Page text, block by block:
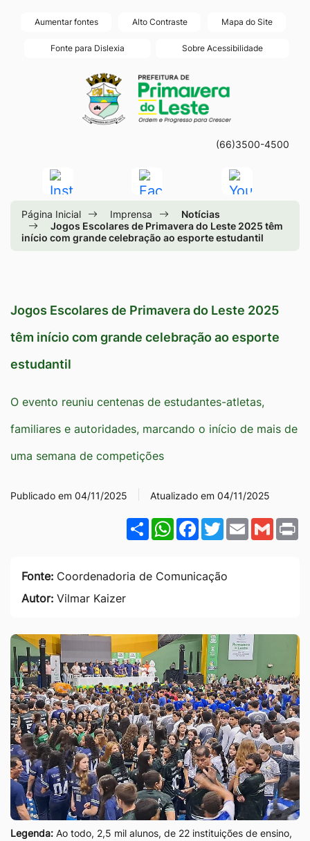
Seção
atalhos
menu
Ir
para
[alt+3]
para
o
[alt+4]
Aumentar fontes Alto Contraste Mapa do Site
Fonte para Dislexia Sobre Acessibilidade
(66)3500-4500
Acessar
a
Rede
Social
Acessar
a
Rede
Social
Acessar
a
Rede
Social
Página Inicial Imprensa
Notícias
Jogos Escolares de Primavera do Leste 2025 têm
início com grande celebração ao esporte estudantil
Jogos Escolares de Primavera do Leste 2025
têm início com grande celebração ao esporte
estudantil
O evento reuniu centenas de estudantes-atletas,
familiares e autoridades, marcando o início de mais de
uma semana de competições
Publicado em 04/11/2025 Atualizado em 04/11/2025
ShareWhatsApp
Facebook
Twitter
EmailGmail
Fonte: Coordenadoria de Comunicação
Autor: Vilmar Kaizer
Legenda: Ao todo, 2,5 mil alunos, de 22 instituições de ensino,